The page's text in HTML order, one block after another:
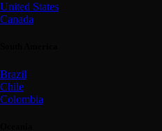
United States
Canada
Brazil
Chile
Colombia